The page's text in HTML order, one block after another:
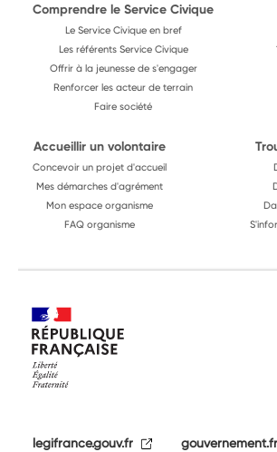
Comprendre le Service Civique
Le Service Civique en bref
Les référents Service Civique
Offrir à la jeunesse de s'engager
Renforcer les acteur de terrain
Faire société
Accueillir un volontaire
Concevoir un projet d'accueil
Mes démarches d'agrément
Mon espace organisme
FAQ organisme
legifrance.gouv.fr gouvernement.fr